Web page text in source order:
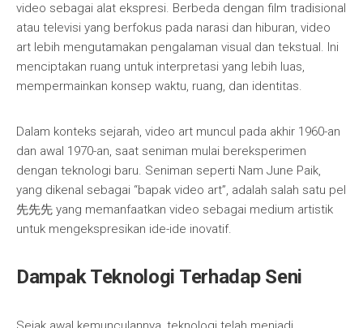
video sebagai alat ekspresi. Berbeda dengan film tradisional
atau televisi yang berfokus pada narasi dan hiburan, video
art lebih mengutamakan pengalaman visual dan tekstual. Ini
menciptakan ruang untuk interpretasi yang lebih luas,
mempermainkan konsep waktu, ruang, dan identitas.
Dalam konteks sejarah, video art muncul pada akhir 1960-an
dan awal 1970-an, saat seniman mulai bereksperimen
dengan teknologi baru. Seniman seperti Nam June Paik,
yang dikenal sebagai “bapak video art”, adalah salah satu pel
先先先 yang memanfaatkan video sebagai medium artistik
untuk mengekspresikan ide-ide inovatif.
Dampak Teknologi Terhadap Seni